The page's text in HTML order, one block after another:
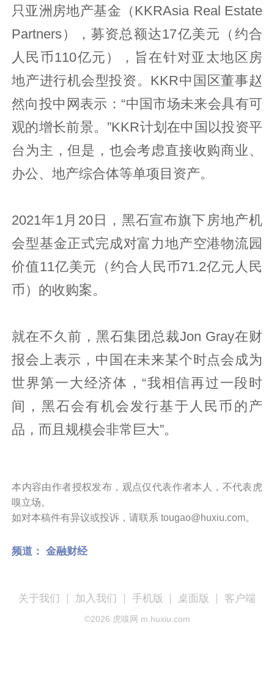
只亚洲房地产基金（KKRAsia Real Estate
Partners），募资总额达17亿美元（约合
人民币110亿元），旨在针对亚太地区房
地产进行机会型投资。KKR中国区董事赵
然向投中网表示：“中国市场未来会具有可
观的增长前景。”KKR计划在中国以投资平
台为主，但是，也会考虑直接收购商业、
办公、地产综合体等单项目资产。
2021年1月20日，黑石宣布旗下房地产机
会型基金正式完成对富力地产空港物流园
价值11亿美元（约合人民币71.2亿元人民
币）的收购案。
就在不久前，黑石集团总裁Jon Gray在财
报会上表示，中国在未来某个时点会成为
世界第一大经济体，“我相信再过一段时
间，黑石会有机会发行基于人民币的产
品，而且规模会非常巨大”。
本内容由作者授权发布，观点仅代表作者本人，不代表虎
嗅立场。
如对本稿件有异议或投诉，请联系 tougao@huxiu.com。
频道： 金融财经
关于我们 加入我们 手机版 桌面版 客户端
©2026 虎嗅网 m.huxiu.com